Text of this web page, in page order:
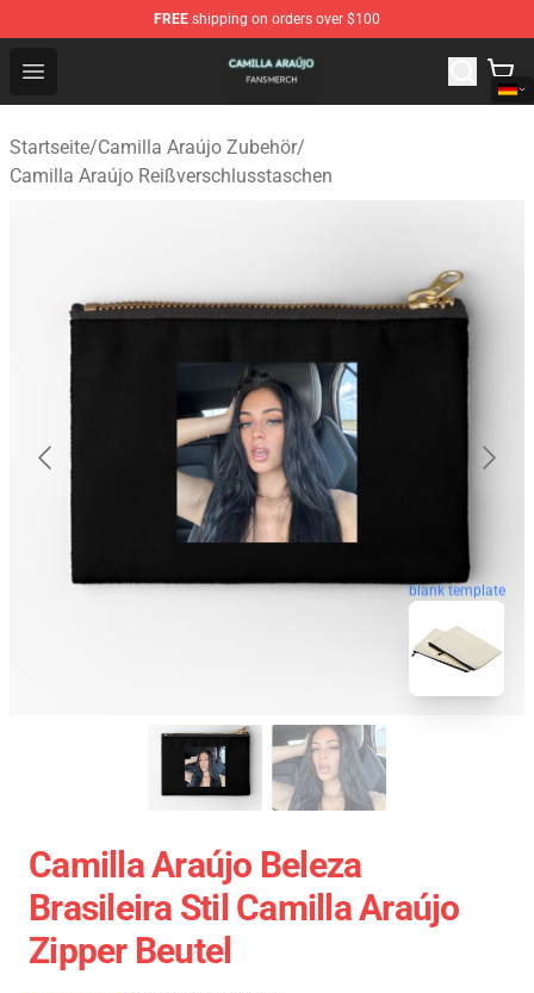
FREE shipping on orders over $100
Open menu
Camilla Araújo Shop - Official Camilla Araújo
Startseite/Camilla Araújo Zubehör/
Camilla Araújo Reißverschlusstaschen
blank template
Camilla Araújo Beleza
Brasileira Stil Camilla Araújo
Zipper Beutel